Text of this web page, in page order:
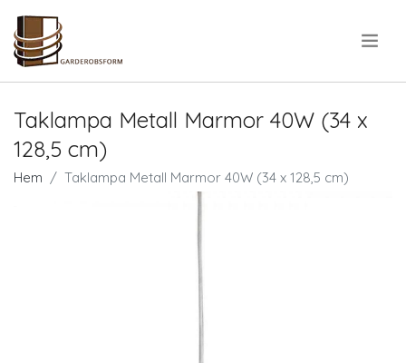
Taklampa Metall Marmor 40W (34 x
128,5 cm)
Hem Taklampa Metall Marmor 40W (34 x 128,5 cm)